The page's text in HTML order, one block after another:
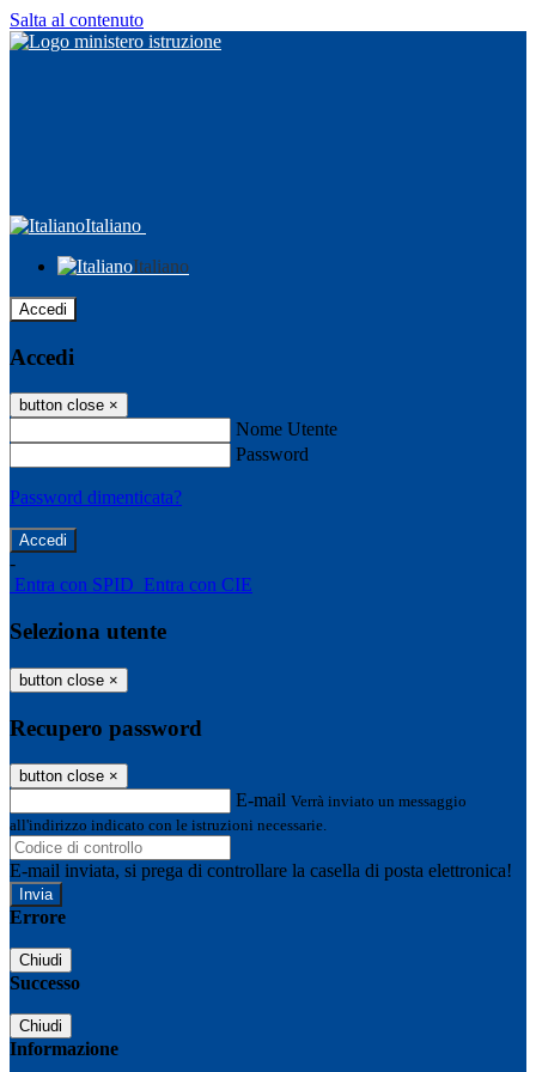
Salta al contenuto
Italiano
Italiano
Accedi
Accedi
button close ×
Nome Utente
Password
Password dimenticata?
-
Entra con SPID Entra con CIE
Seleziona utente
button close ×
Recupero password
button close ×
E-mail Verrà inviato un messaggio
all'indirizzo indicato con le istruzioni necessarie.
E-mail inviata, si prega di controllare la casella di posta elettronica!
Errore
Chiudi
Successo
Chiudi
Informazione